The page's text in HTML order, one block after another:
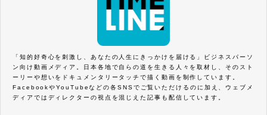
「知的好奇心を刺激し、あなたの人生にきっかけを届ける」ビジネスパーソ
ン向け動画メディア。日本各地で自らの道を生きる人々を取材し、そのスト
ーリーや想いをドキュメンタリータッチで描く動画を制作しています。
FacebookやYouTubeなどの各SNSでご覧いただけるのに加え、ウェブメ
ディアではディレクターの視点を混じえた記事も配信しています。